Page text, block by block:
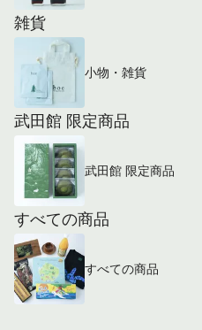
雑貨
小物・雑貨
武田館 限定商品
武田館 限定商品
すべての商品
すべての商品